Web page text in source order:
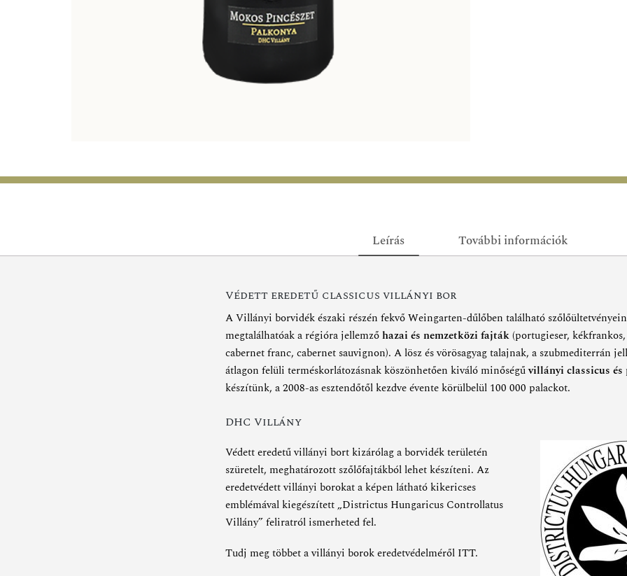
Leírás További információk
Védett eredetű classicus villányi bor
A Villányi borvidék északi részén fekvő Weingarten-dűlőben található
megtalálhatóak a régióra jellemzőhazai és nemzetközi fajták(portugieser,
cabernet franc, cabernet sauvignon). A lösz és vörösagyag talajnak, a szubmediterrán
átlagon felüli terméskorlátozásnak köszönhetően kiváló minőségűvillányi classicus
készítünk, a 2008-as esztendőtől kezdve évente körülbelül 100 000 palackot.
DHC Villány
Védett eredetű villányi bort kizárólag a borvidék területén
szüretelt, meghatározott szőlőfajtákból lehet készíteni. Az
eredetvédett villányi borokat a képen látható kikericses
emblémával kiegészített „Districtus Hungaricus Controllatus
Villány” feliratról ismerheted fel.
Tudj meg többet a villányi borok eredetvédelméről ITT.